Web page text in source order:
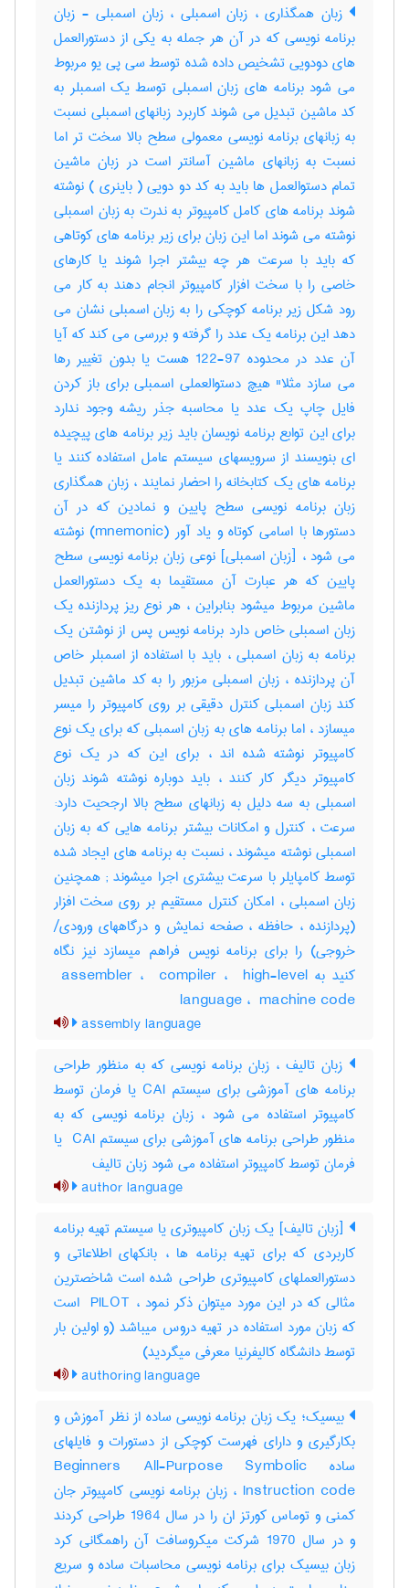
زبان همگذاری ، زبان اسمبلی ، زبان اسمبلی - زبان
برنامه نویسی که در آن هر جمله به یکی از دستورالعمل
های دودویی تشخیص داده شده توسط سی پی یو مربوط
می شود برنامه های زبان اسمبلی توسط یک اسمبلر به
کد ماشین تبدیل می شوند کاربرد زبانهای اسمبلی نسبت
به زبانهای برنامه نویسی معمولی سطح بالا سخت تر اما
نسبت به زبانهای ماشین آسانتر است در زبان ماشین
تمام دستوالعمل ها باید به کد دو دویی ( باینری ) نوشته
شوند برنامه های کامل کامپیوتر به ندرت به زبان اسمبلی
نوشته می شوند اما این زبان برای زیر برنامه های کوتاهی
که باید با سرعت هر چه بیشتر اجرا شوند یا کارهای
خاصی را با سخت افزار کامپیوتر انجام دهند به کار می
رود شکل زیر برنامه کوچکی را به زبان اسمبلی نشان می
دهد این برنامه یک عدد را گرفته و بررسی می کند که آیا
آن عدد در محدوده 97-122 هست یا بدون تغییر رها
می سازد مثلا" هیچ دستوالعملی اسمبلی برای باز کردن
فایل چاپ یک عدد یا محاسبه جذر ریشه وجود ندارد
برای این توابع برنامه نویسان باید زیر برنامه های پیچیده
ای بنویسند از سرویسهای سیستم عامل استفاده کنند یا
برنامه های یک کتابخانه را احضار نمایند ، زبان همگذاری
زبان برنامه نویسی سطح پایین و نمادین که در آن
دستورها با اسامی کوتاه و یاد آور (mnemonic) نوشته
می شود ، [زبان اسمبلی] نوعی زبان برنامه نویسی سطح
پایین که هر عبارت آن مستقیما به یک دستورالعمل
ماشین مربوط میشود بنابراین ، هر نوع ریز پردازنده یک
زبان اسمبلی خاص دارد برنامه نویس پس از نوشتن یک
برنامه به زبان اسمبلی ، باید با استفاده از اسمبلر خاص
آن پردازنده ، زبان اسمبلی مزبور را به کد ماشین تبدیل
کند زبان اسمبلی کنترل دقیقی بر روی کامپیوتر را میسر
میسازد ، اما برنامه های به زبان اسمبلی که برای یک نوع
کامپیوتر نوشته شده اند ، برای این که در یک نوع
کامپیوتر دیگر کار کنند ، باید دوباره نوشته شوند زبان
اسمبلی به سه دلیل به زبانهای سطح بالا ارجحیت دارد:
سرعت ، کنترل و امکانات بیشتر برنامه هایی که به زبان
اسمبلی نوشته میشوند ، نسبت به برنامه های ایجاد شده
توسط کامپایلر با سرعت بیشتری اجرا میشوند‎ ; همچنین
زبان اسمبلی ، امکان کنترل مستقیم بر روی سخت افزار
(پردازنده ، حافظه ، صفحه نمایش و درگاههای ورودی‎/
خروجی) را برای برنامه نویس فراهم میسازد نیز نگاه
کنید به ‎ assembler ، ‎ compiler ، ‎ high-level
language ، ‎ machine code
assembly language
زبان تالیف ، زبان برنامه نویسی که به منظور طراحی
برنامه های آموزشی برای سیستم CAI یا فرمان توسط
کامپیوتر استفاده می شود ، زبان برنامه نویسی که به
منظور طراحی برنامه های آموزشی برای سیستم ‎ CAI یا
فرمان توسط کامپیوتر استفاده می شود زبان تالیف
author language
[زبان تالیف] یک زبان کامپیوتری یا سیستم تهیه برنامه
کاربردی که برای تهیه برنامه ها ، بانکهای اطلاعاتی و
دستورالعملهای کامپیوتری طراحی شده است شاخصترین
مثالی که در این مورد میتوان ذکر نمود ، ‎ PILOT است
که زبان مورد استفاده در تهیه دروس میباشد (و اولین بار
توسط دانشگاه کالیفرنیا معرفی میگردید)
authoring language
بیسیک؛ یک زبان برنامه نویسی ساده از نظر آموزش و
بکارگیری و دارای فهرست کوچکی از دستورات و فایلهای
ساده Beginners All-Purpose Symbolic
Instruction code ، زبان برنامه نویسی کامپیوتر جان
کمنی و توماس کورتز ان را در سال 1964 طراحی کردند
و در سال 1970 شرکت میکروسافت آن راهمگانی کرد
زبان بیسیک برای برنامه نویسی محاسبات ساده و سریع